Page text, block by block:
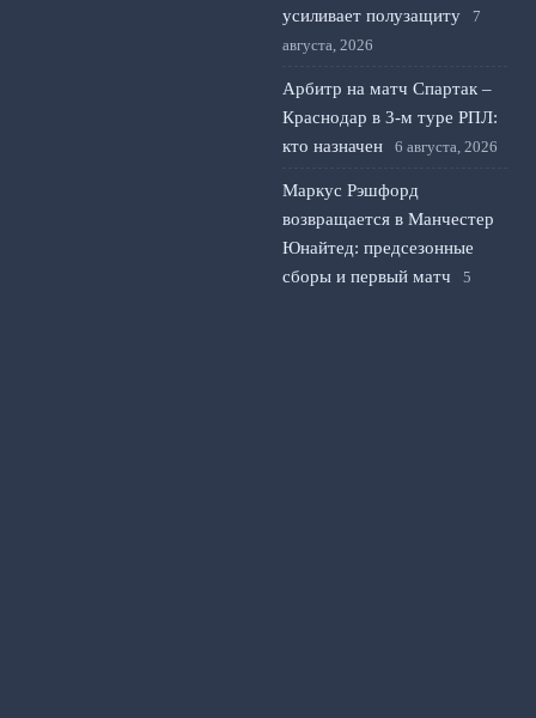
усиливает полузащиту
7
августа, 2026
Арбитр на матч Спартак –
Краснодар в 3-м туре РПЛ:
кто назначен
6 августа, 2026
Маркус Рэшфорд
возвращается в Манчестер
Юнайтед: предсезонные
сборы и первый матч
5